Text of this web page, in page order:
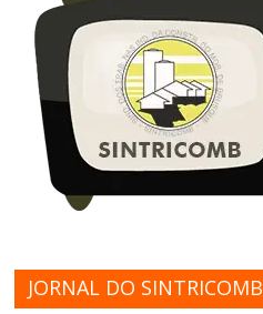
JORNAL DO SINTRICOMB